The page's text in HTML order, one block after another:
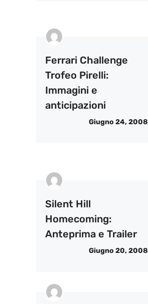
Ferrari Challenge
Trofeo Pirelli:
Immagini e
anticipazioni
Giugno 24, 2008
Silent Hill
Homecoming:
Anteprima e Trailer
Giugno 20, 2008